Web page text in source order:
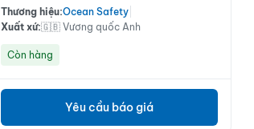
Thương hiệu:Ocean Safety
Xuất xứ:🇬🇧 Vương quốc Anh
Còn hàng
Yêu cầu báo giá